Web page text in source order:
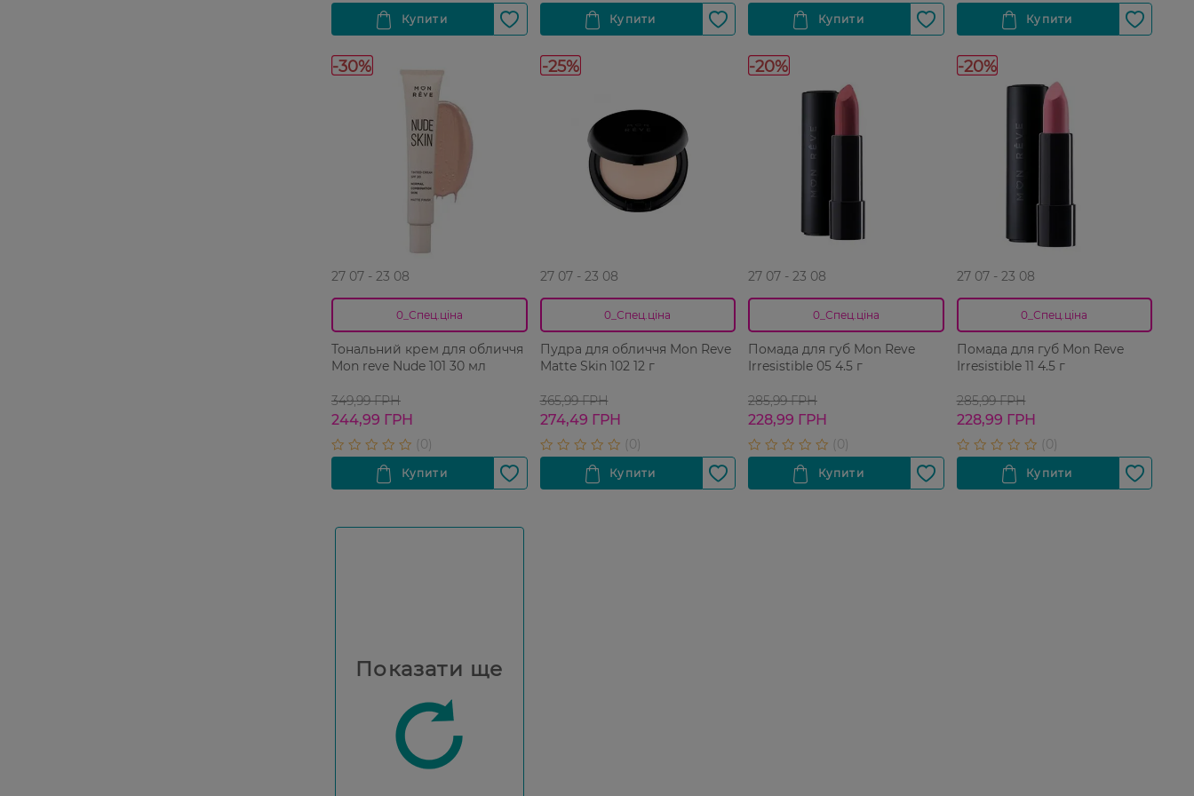
-30%
27 07 - 23 08
0_Спец.ціна
Тональний крем для обличчя
Mon reve Nude 101 30 мл
349,99 ГРН
244,99 ГРН
-25%
27 07 - 23 08
0_Спец.ціна
Пудра для обличчя Mon Reve
Matte Skin 102 12 г
365,99 ГРН
274,49 ГРН
-20%
27 07 - 23 08
0_Спец.ціна
Помада для губ Mon Reve
Irresistible 05 4.5 г
285,99 ГРН
228,99 ГРН
-20%
27 07 - 23 08
0_Спец.ціна
Помада для губ Mon Reve
Irresistible 11 4.5 г
285,99 ГРН
228,99 ГРН
Показати ще